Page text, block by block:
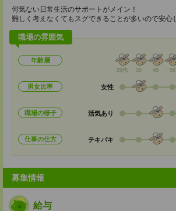
何気ない日常生活のサポートがメイン！
難しく考えなくてもスグできることが多いので安心
職場の雰囲気
年齢層
20代 30 40 50
男女比率 女性
職場の様子 活気あり
仕事の仕方 テキパキ
募集情報
給与